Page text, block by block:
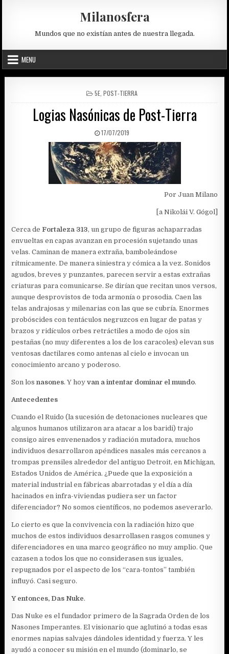
Milanosfera
Mundos que no existían antes de nuestra llegada.
MENU
POSTED
IN
5E POST-TIERRA
Logias Nasónicas de Post-Tierra
PUBLISHED
DATE:
17/07/2019
Por Juan Milano
[a Nikolái V. Gógol]
Cerca deFortaleza 313, un grupo de figuras achaparradas
envueltas en capas avanzan en procesión sujetando unas
velas. Caminan de manera extraña, bamboleándose
rítmicamente. De manera siniestra y cómica a la vez. Sonidos
agudos, breves y punzantes, parecen servir a estas extrañas
criaturas para comunicarse. Se dirían que recitan unos versos,
aunque desprovistos de toda armonía o prosodia. Caen las
telas andrajosas y milenarias con las que se cubría. Enormes
probóscides con tentáculos negruzcos en lugar de patas y
brazos y ridículos orbes retráctiles a modo de ojos sin
pestañas (no muy diferentes a los de los caracoles) elevan sus
ventosas dactilares como antenas al cielo e invocan un
conocimiento arcano y poderoso.
Son losnasones. Y hoyvan a intentar dominar el mundo.
Antecedentes
Cuando el Ruido (la sucesión de detonaciones nucleares que
algunos humanos utilizaron ara atacar a los baridi) trajo
consigo aires envenenados y radiación mutadora, muchos
individuos desarrollaron apéndices nasales más cercanos a
trompas prensiles alrededor del antiguo Detroit, en Michigan,
Estados Unidos de América. ¿Puede que la exposición a
material industrial en fábricas abarrotadas y el día a día
hacinados en infra-viviendas pudiera ser un factor
diferenciador? No somos científicos, no podemos aseverarlo.
Lo cierto es que la convivencia con la radiación hizo que
muchos de estos individuos desarrollasen rasgos comunes y
diferenciadores en una marco geográfico no muy amplio. Que
cazasen a todos los que no considerasen sus iguales,
repugnados por el aspecto de los “cara-tontos” también
influyó. Casi seguro.
Y entonces, Das Nuke.
Das Nuke es el fundador primero de la Sagrada Orden de los
Nasones Imperantes. El visionario que aglutinó a todas esas
enormes napias salvajes dándoles identidad y fuerza. Y les
ayudó a conocer su misión en el mundo (dominarlo, se